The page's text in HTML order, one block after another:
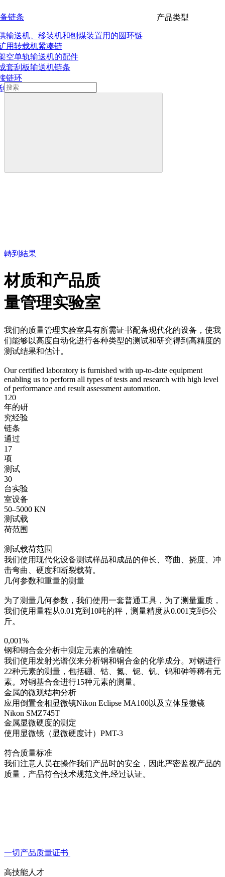
产品类型
链条
输送机、移装机和刨煤装置用的圆环链
用转载机紧凑链
空单轨输送机的配件
套刮板输送机链条
链环
板
轉到結果
材质和产品质
量管理实验室
我们的质量管理实验室具有所需证书配备现代化的设备，使我
们能够以高度自动化进行各种类型的测试和研究得到高精度的
测试结果和估计。
Our certified laboratory is furnished with up-to-date equipment
enabling us to perform all types of tests and research with high level
of performance and result assessment automation.
120
年的研
究经验
链条
通过
17
项
测试
30
台实验
室设备
50–5000 КN
测试载
荷范围
测试载荷范围
我们使用现代化设备测试样品和成品的伸长、弯曲、挠度、冲
击弯曲、硬度和断裂载荷。
几何参数和重量的测量
为了测量几何参数，我们使用一套普通工具，为了测量重质，
我们使用量程从0.01克到10吨的秤，测量精度从0.001克到5公
斤。
0,001%
钢和铜合金分析中测定元素的准确性
我们使用发射光谱仪来分析钢和铜合金的化学成分。对钢进行
22种元素的测量，包括硼、钴、氮、铌、钒、钨和砷等稀有元
素。对铜基合金进行15种元素的测量。
金属的微观结构分析
应用倒置金相显微镜Nikon Eclipse МA100以及立体显微镜
Nikon SMZ745Т
金属显微硬度的测定
使用显微镜（显微硬度计）PMT-3
符合质量标准
我们注意人员在操作我们产品时的安全，因此严密监视产品的
质量，产品符合技术规范文件,经过认证。
一切产品质量证书
高技能人才